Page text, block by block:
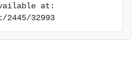
at:
32993